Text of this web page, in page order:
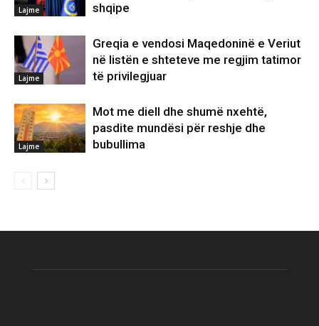
Lajme
shqipe
Lajme
Greqia e vendosi Maqedoninë e Veriut
në listën e shteteve me regjim tatimor
të privilegjuar
Lajme
Mot me diell dhe shumë nxehtë,
pasdite mundësi për reshje dhe
bubullima